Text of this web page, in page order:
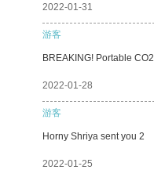
2022-01-31
游客
BREAKING! Portable CO2
2022-01-28
游客
Horny Shriya sent you 2
2022-01-25